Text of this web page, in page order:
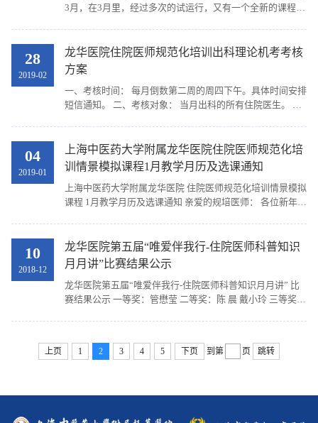
3月，在3月里，经过多次的试运行，又有一个全新的课程修
28
2019-02
龙华医院住院医师规范化培训出科理论机考考核
方案
一、考核时间： 每月倒数第二周的周四下午。具体时间安排
短信通知。 二、考核对象： 当月出科的所有住院医生。 轮
04
2019-01
上海中医药大学附属龙华医院住院医师规范化培
训情景模拟课程1月教学月历及选课通知
上海中医药大学附属龙华医院 住院医师规范化培训情景模拟
课程 1月教学月历及选课通知 亲爱的规培医师： 各位新年快
10
2018-12
龙华医院第五届“唯爱伴我行-住院医师科普知识
月月讲”比赛结果公示
龙华医院第五届“唯爱伴我行-住院医师科普知识月月讲” 比
赛结果公示 一等奖：管懋莹 二等奖：陈 晨 戴小玲 三等奖：
上页 1 2 3 4 5 下页 到第 页 跳转